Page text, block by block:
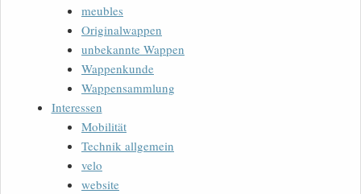
meubles
Originalwappen
unbekannte Wappen
Wappenkunde
Wappensammlung
Interessen
Mobilität
Technik allgemein
velo
website